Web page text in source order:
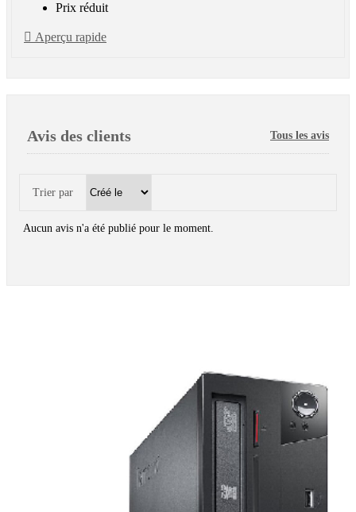
Prix réduit
 Aperçu rapide
Avis des clients Tous les avis
Trier par
Aucun avis n'a été publié pour le moment.